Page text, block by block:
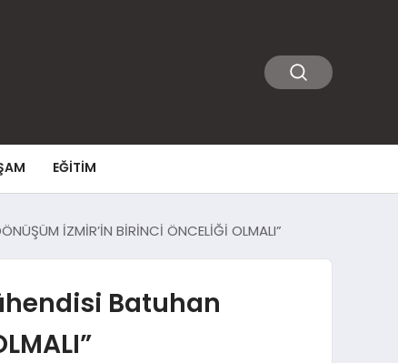
EĞITIM
İZMİR’İN BİRİNCİ ÖNCELİĞİ OLMALI”
Batuhan